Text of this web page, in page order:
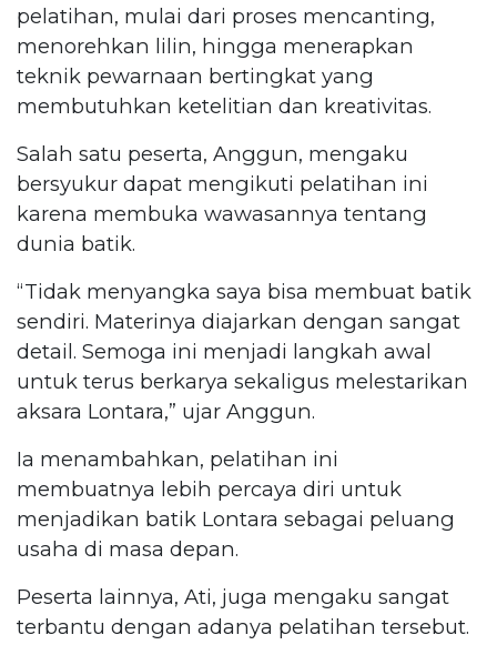
pelatihan, mulai dari proses mencanting,
menorehkan lilin, hingga menerapkan
teknik pewarnaan bertingkat yang
membutuhkan ketelitian dan kreativitas.
Salah satu peserta, Anggun, mengaku
bersyukur dapat mengikuti pelatihan ini
karena membuka wawasannya tentang
dunia batik.
“Tidak menyangka saya bisa membuat batik
sendiri. Materinya diajarkan dengan sangat
detail. Semoga ini menjadi langkah awal
untuk terus berkarya sekaligus melestarikan
aksara Lontara,” ujar Anggun.
Ia menambahkan, pelatihan ini
membuatnya lebih percaya diri untuk
menjadikan batik Lontara sebagai peluang
usaha di masa depan.
Peserta lainnya, Ati, juga mengaku sangat
terbantu dengan adanya pelatihan tersebut.